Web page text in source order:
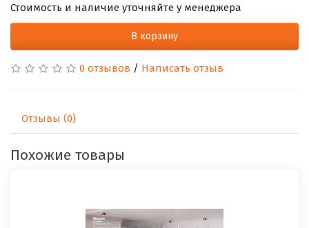
Стоимость и наличие уточняйте у менеджера
В корзину
0 отзывов / Написать отзыв
Отзывы (0)
Похожие товары